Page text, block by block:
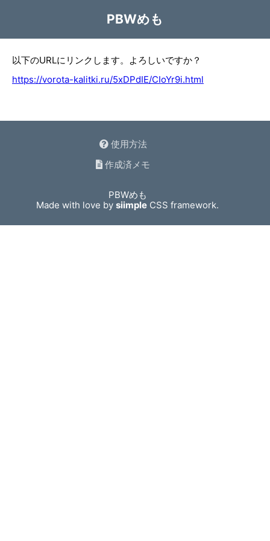
PBWめも
以下のURLにリンクします。よろしいですか？
https://vorota-kalitki.ru/5xDPdIE/CIoYr9i.html
使用方法
作成済メモ
PBWめも
Made with love bysiimple CSS framework.